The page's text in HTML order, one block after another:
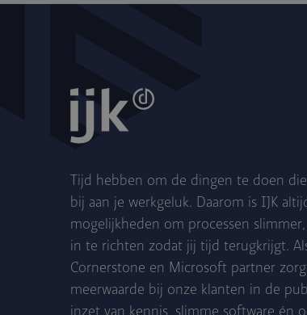
Tijd hebben om de dingen te doen
bij aan je werkgeluk. Daarom is IJK
mogelijkheden om processen
in te richten zodat jij tijd terugkrijgt.
Cornerstone en Microsoft partner
meerwaarde bij onze klanten in de